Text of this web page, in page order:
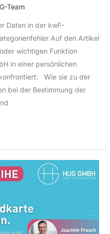
Team
Daten in der kwF-
Auf den Artikel
wichtigen Funktion
in einer persönlichen
Wie sie zu der
bei der Bestimmung der